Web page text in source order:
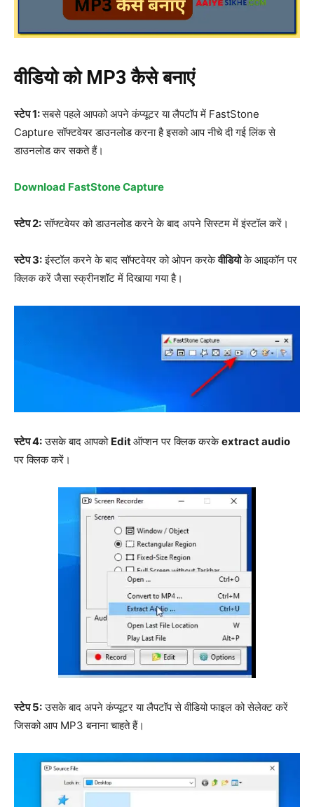
वीडियो को MP3 कैसे बनाएं
स्टेप 1:सबसे पहले आपको अपने कंप्यूटर या लैपटॉप में FastStone
Capture सॉफ्टवेयर डाउनलोड करना है इसको आप नीचे दी गई लिंक से
डाउनलोड कर सकते हैं।
Download FastStone Capture
स्टेप 2:सॉफ्टवेयर को डाउनलोड करने के बाद अपने सिस्टम में इंस्टॉल करें।
स्टेप 3:इंस्टॉल करने के बाद सॉफ्टवेयर को ओपन करकेवीडियोके आइकॉन पर
क्लिक करें जैसा स्क्रीनशॉट में दिखाया गया है।
स्टेप 4:उसके बाद आपको Editऑप्शन पर क्लिक करकेextract audio
पर क्लिक करें।
स्टेप 5:उसके बाद अपने कंप्यूटर या लैपटॉप से वीडियो फाइल को सेलेक्ट करें
जिसको आप MP3 बनाना चाहते हैं।